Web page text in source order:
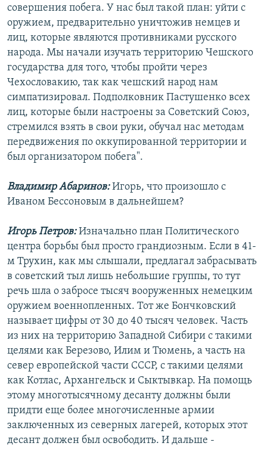
совершения побега. У нас был такой план: уйти с
оружием, предварительно уничтожив немцев и
лиц, которые являются противниками русского
народа. Мы начали изучать территорию Чешского
государства для того, чтобы пройти через
Чехословакию, так как чешский народ нам
симпатизировал. Подполковник Пастушенко всех
лиц, которые были настроены за Советский Союз,
стремился взять в свои руки, обучал нас методам
передвижения по оккупированной территории и
был организатором побега".
Владимир Абаринов:Игорь, что произошло с
Иваном Бессоновым в дальнейшем?
Игорь Петров:Изначально план Политического
центра борьбы был просто грандиозным. Если в 41-
м Трухин, как мы слышали, предлагал забрасывать
в советский тыл лишь небольшие группы, то тут
речь шла о забросе тысяч вооруженных немецким
оружием военнопленных. Тот же Бончковский
называет цифры от 30 до 40 тысяч человек. Часть
из них на территорию Западной Сибири с такими
целями как Березово, Илим и Тюмень, а часть на
север европейской части СССР, с такими целями
как Котлас, Архангельск и Сыктывкар. На помощь
этому многотысячному десанту должны были
придти еще более многочисленные армии
заключенных из северных лагерей, которых этот
десант должен был освободить. И дальше -